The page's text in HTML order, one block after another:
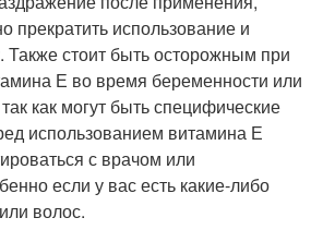
прекратить использование и
Также стоит быть осторожным при
Е во время беременности или
как могут быть специфические
использованием витамина Е
с врачом или
если у вас есть какие-либо
волос.